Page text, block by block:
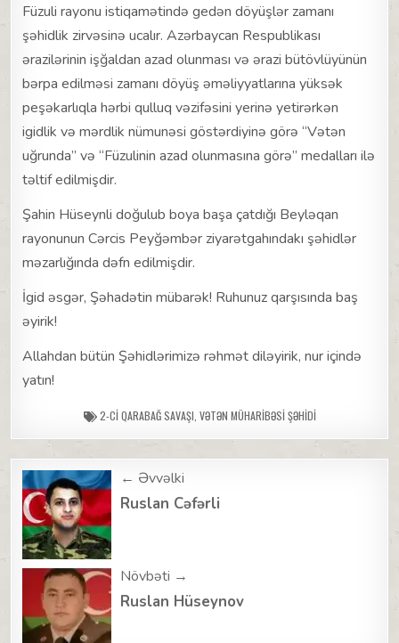
Füzuli rayonu istiqamətində gedən döyüşlər zamanı
şəhidlik zirvəsinə ucalır. Azərbaycan Respublikası
ərazilərinin işğaldan azad olunması və ərazi bütövlüyünün
bərpa edilməsi zamanı döyüş əməliyyatlarına yüksək
peşəkarlıqla hərbi qulluq vəzifəsini yerinə yetirərkən
igidlik və mərdlik nümunəsi göstərdiyinə görə “Vətən
uğrunda” və “Füzulinin azad olunmasına görə” medalları ilə
təltif edilmişdir.
Şahin Hüseynli doğulub boya başa çatdığı Beyləqan
rayonunun Cərcis Peyğəmbər ziyarətgahındakı şəhidlər
məzarlığında dəfn edilmişdir.
İgid əsgər, Şəhadətin mübarək! Ruhunuz qarşısında baş
əyirik!
Allahdan bütün Şəhidlərimizə rəhmət diləyirik, nur içində
yatın!
2-CI QARABAĞ SAVAŞI VƏTƏN MÜHARIBƏSI ŞƏHIDI
Post
navigation
← Əvvəlki
Ruslan Cəfərli
Növbəti →
Ruslan Hüseynov